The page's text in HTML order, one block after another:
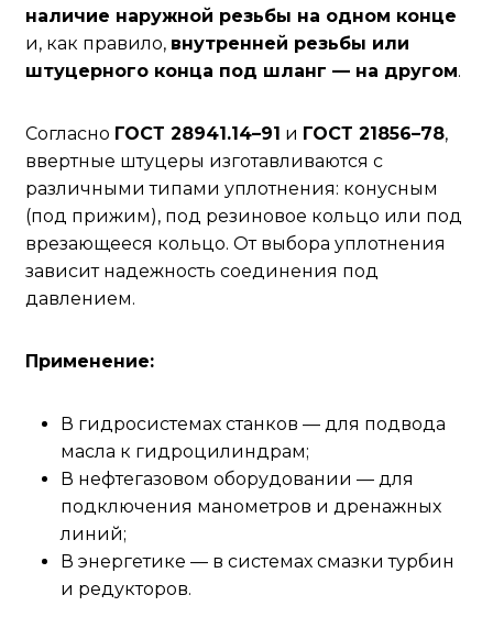
наличие наружной резьбы на одном конце
и, как правило, внутренней резьбы или
штуцерного конца под шланг — на другом.
Согласно ГОСТ 28941.14–91 и ГОСТ 21856–78,
ввертные штуцеры изготавливаются с
различными типами уплотнения: конусным
(под прижим), под резиновое кольцо или под
врезающееся кольцо. От выбора уплотнения
зависит надежность соединения под
давлением.
Применение:
В гидросистемах станков — для подвода
масла к гидроцилиндрам;
В нефтегазовом оборудовании — для
подключения манометров и дренажных
линий;
В энергетике — в системах смазки турбин
и редукторов.